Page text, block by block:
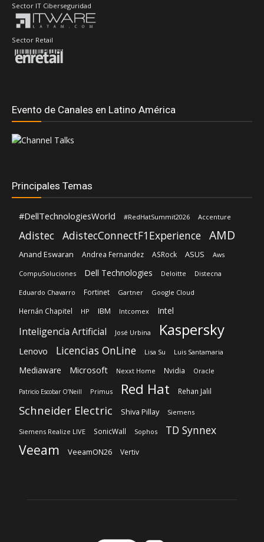
Sector IT Ciberseguridad
Sector Retail
Evento de Canales en Latino América
Principales Temas
#DellTechnologiesWorld #RedHatSummit2026 Accenture
Adistec AdistecConnectF1Experience AMD
Anand Eswaran Andrea Fernandez ASRock ASUS Aws
CompuSoluciones Dell Technologies Deloitte Distecna
Eduardo Chavarro Fortinet Gartner Google Cloud
Hernán Chapitel HP IBM Intcomex Intel
Inteligencia Artificial José Urbina Kaspersky
Lenovo Licencias OnLine Lisa Su Luis Santamaria
Mediaware Microsoft Nexxt Home Nvidia Oracle
Patricio Escobar O’Neill Primus Red Hat Rehan Jalil
Schneider Electric Shiva Pillay Siemens
Siemens Realize LIVE SonicWall Sophos TD Synnex
Veeam VeeamON26 Vertiv